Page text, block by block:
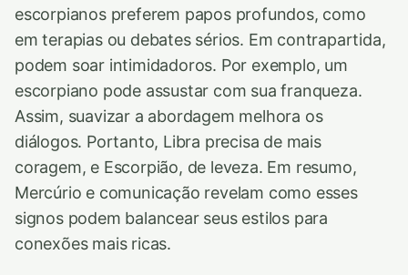
escorpianos preferem papos profundos, como
em terapias ou debates sérios. Em contrapartida,
podem soar intimidadoros. Por exemplo, um
escorpiano pode assustar com sua franqueza.
Assim, suavizar a abordagem melhora os
diálogos. Portanto, Libra precisa de mais
coragem, e Escorpião, de leveza. Em resumo,
Mercúrio e comunicação revelam como esses
signos podem balancear seus estilos para
conexões mais ricas.